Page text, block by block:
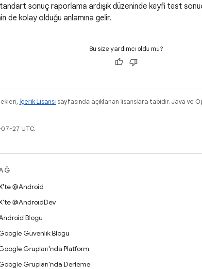
sonuç raporlama ardışık düzeninde keyfi test
de kolay olduğu anlamına gelir.
Bu size yardımcı oldu mu?
İçerik Lisansı sayfasında açıklanan lisanslara tabidir. Java ve
27 UTC.
@Android
@AndroidDev
Blogu
Güvenlik Blogu
Grupları'nda Platform
Grupları'nda Derleme